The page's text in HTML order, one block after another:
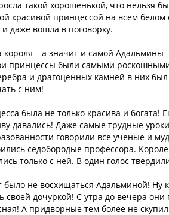
такой хорошенькой, что нельзя
красивой принцессой на всем
и даже вошла в поговорку.
короля – а значит и самой
принцессы были самыми роскошными
и драгоценных камней в них
с ним!
была не только красива и
давались! Даже самые трудные
говорили все ученые и
седобородые профессора.
только с ней. В один голос
было не восхищаться Адальминой! Ну
своей дочуркой! С утра до вечера
А придворные тем более не